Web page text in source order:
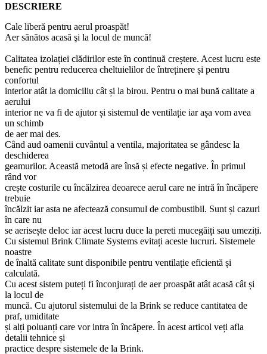
DESCRIERE
Cale liberă pentru aerul proaspăt!
Aer sănătos acasă şi la locul de muncă!
Calitatea izolației clădirilor este în continuă creștere. Acest lucru este
benefic pentru reducerea cheltuielilor de întreținere și pentru
confortul
interior atât la domiciliu cât și la birou. Pentru o mai bună calitate a
aerului
interior ne va fi de ajutor și sistemul de ventilație iar așa vom avea
un schimb
de aer mai des.
Când aud oamenii cuvântul a ventila, majoritatea se gândesc la
deschiderea
geamurilor. Această metodă are însă și efecte negative. În primul
rând vor
crește costurile cu încălzirea deoarece aerul care ne intră în încăpere
trebuie
încălzit iar asta ne afectează consumul de combustibil. Sunt și cazuri
în care nu
se aerisește deloc iar acest lucru duce la pereti mucegăiți sau umeziți.
Cu sistemul Brink Climate Systems evitați aceste lucruri. Sistemele
noastre
de înaltă calitate sunt disponibile pentru ventilație eficientă și
calculată.
Cu acest sistem puteți fi înconjurați de aer proaspăt atât acasă cât și
la locul de
muncă. Cu ajutorul sistemului de la Brink se reduce cantitatea de
praf, umiditate
și alți poluanți care vor intra în încăpere. În acest articol veți afla
detalii tehnice și
practice despre sistemele de la Brink.